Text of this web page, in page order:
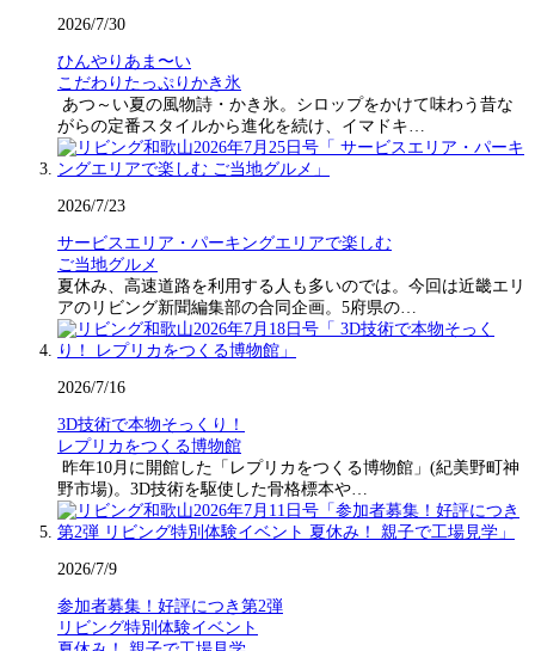
2026/7/30
ひんやりあま〜い
こだわりたっぷりかき氷
あつ～い夏の風物詩・かき氷。シロップをかけて味わう昔な
がらの定番スタイルから進化を続け、イマドキ…
2026/7/23
サービスエリア・パーキングエリアで楽しむ
ご当地グルメ
夏休み、高速道路を利用する人も多いのでは。今回は近畿エリ
アのリビング新聞編集部の合同企画。5府県の…
2026/7/16
3D技術で本物そっくり！
レプリカをつくる博物館
昨年10月に開館した「レプリカをつくる博物館」(紀美野町神
野市場)。3D技術を駆使した骨格標本や…
2026/7/9
参加者募集！好評につき第2弾
リビング特別体験イベント